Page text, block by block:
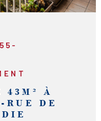
43M² À
RUE DE